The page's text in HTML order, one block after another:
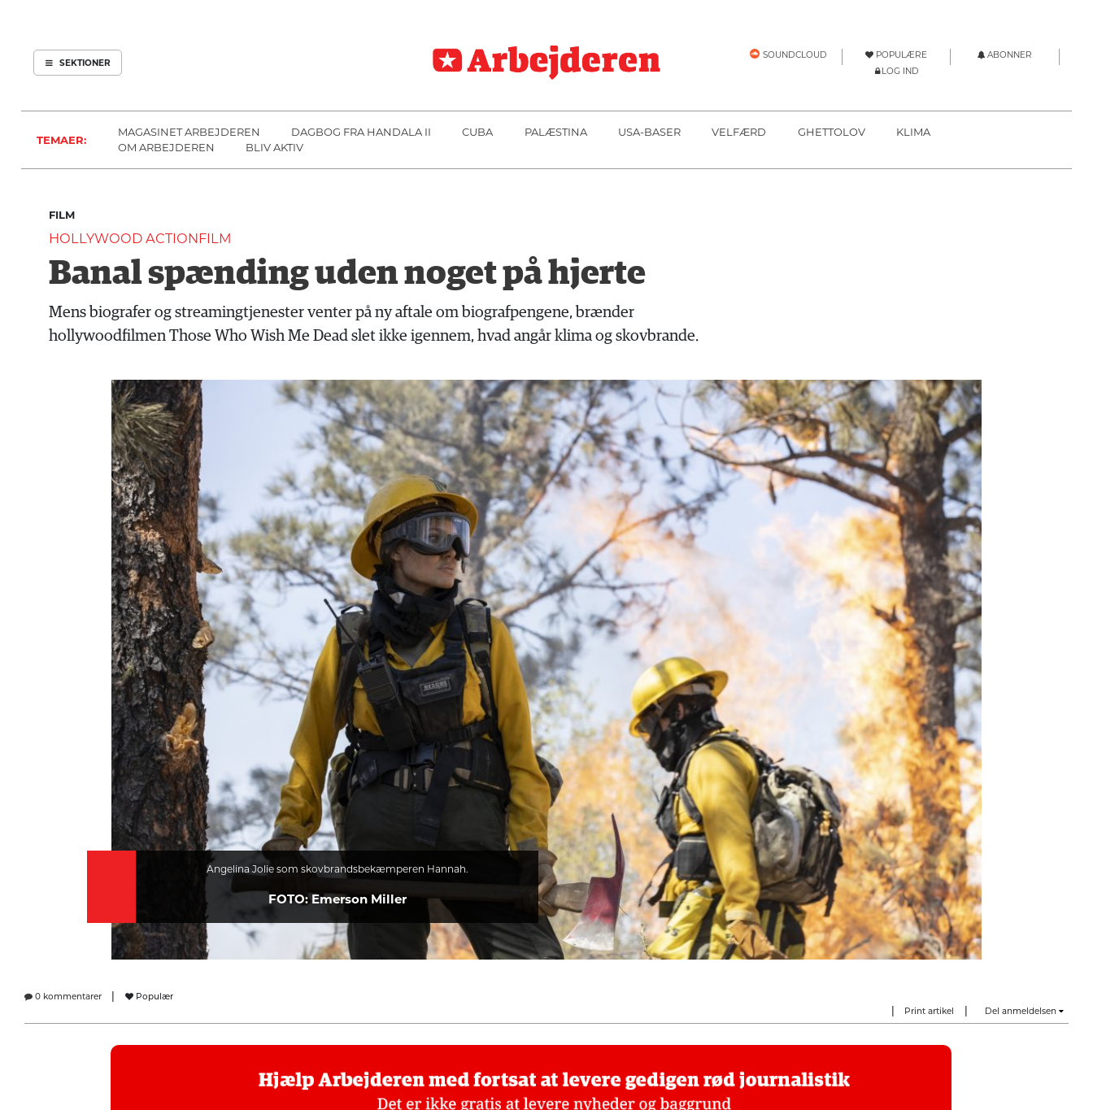
SEKTIONER
ARBEJDEREN
MENER
UDLAND
LÆSER
LÆSER
NAVNE
TEORI
SOUNDCLOUD
ABONNER
LOG IND
OM
SEKTIONER
SOUNDCLOUD POPULÆRE
ABONNER
LOG IND
TEMAER:
MAGASINET ARBEJDEREN DAGBOG FRA HANDALA II CUBA PALÆSTINA USA-BASER VELFÆRD GHETTOLOV
KLIMA
OM ARBEJDEREN
BLIV AKTIV
FILM
HOLLYWOOD ACTIONFILM
Banal spænding uden noget på hjerte
Mens biografer og streamingtjenester venter på ny aftale om biografpengene, brænder
hollywoodfilmen Those Who Wish Me Dead slet ikke igennem, hvad angår klima og skovbrande.
Angelina Jolie som skovbrandsbekæmperen Hannah.
FOTO: Emerson Miller
0 kommentarer Populær
Print artikel Del anmeldelsen